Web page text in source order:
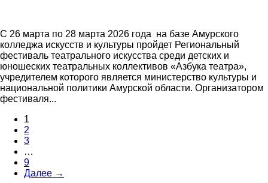
С 26 марта по 28 марта 2026 года на базе Амурского
колледжа искусств и культуры пройдет Региональный
фестиваль театрального искусства среди детских и
юношеских театральных коллективов «Азбука театра»,
учредителем которого является министерство культуры и
национальной политики Амурской области. Организатором
фестиваля...
1
2
3
…
9
Далее →